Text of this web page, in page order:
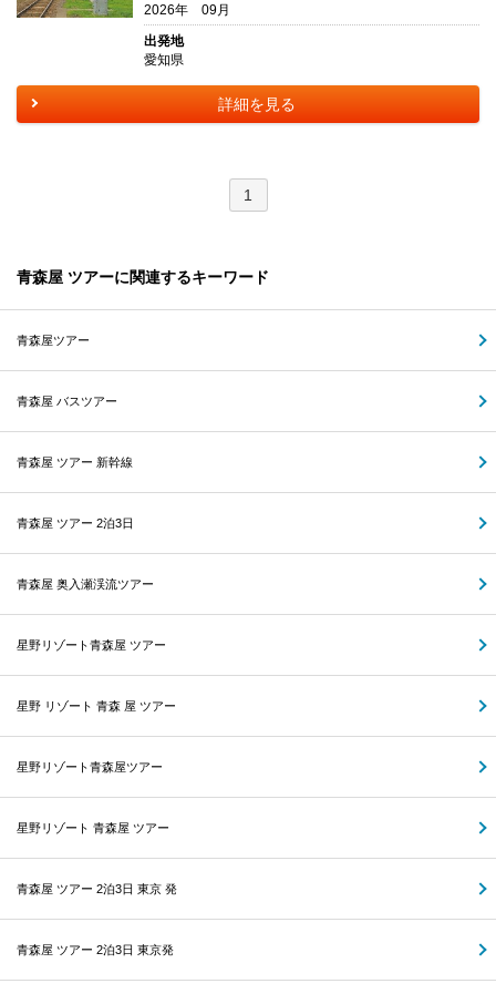
2026年 09月
出発地
愛知県
詳細を見る
1
青森屋 ツアーに関連するキーワード
青森屋ツアー
青森屋 バスツアー
青森屋 ツアー 新幹線
青森屋 ツアー 2泊3日
青森屋 奥入瀬渓流ツアー
星野リゾート青森屋 ツアー
星野 リゾート 青森 屋 ツアー
星野リゾート青森屋ツアー
星野リゾート 青森屋 ツアー
青森屋 ツアー 2泊3日 東京 発
青森屋 ツアー 2泊3日 東京発